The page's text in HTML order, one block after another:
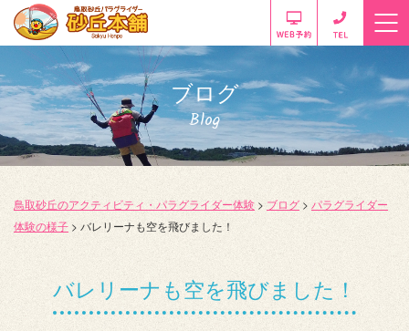
ブログ
Blog
鳥取砂丘のアクティビティ・パラグライダー体験 > ブログ > パラグライダー
体験の様子 > バレリーナも空を飛びました！
バレリーナも空を飛びました！